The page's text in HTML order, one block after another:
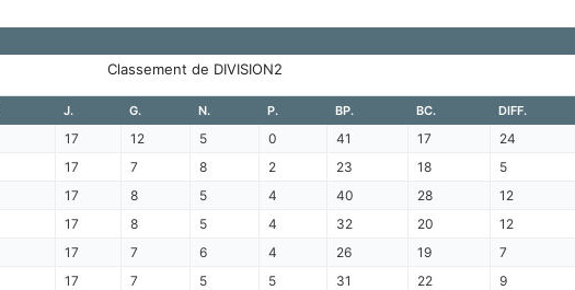
Classement de DIVISION2
J. G. N. P. BP. BC. DIFF.
17 12 5 0 41 17 24
17 7 8 2 23 18 5
17 8 5 4 40 28 12
17 8 5 4 32 20 12
17 7 6 4 26 19 7
17 7 5 5 31 22 9